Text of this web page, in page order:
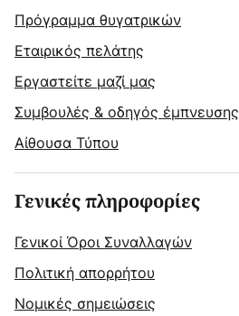
Πρόγραμμα θυγατρικών
Εταιρικός πελάτης
Εργαστείτε μαζί μας
Συμβουλές & οδηγός έμπνευσης
Αίθουσα Τύπου
Γενικές πληροφορίες
Γενικοί Όροι Συναλλαγών
Πολιτική απορρήτου
Νομικές σημειώσεις